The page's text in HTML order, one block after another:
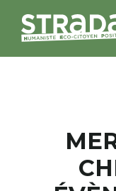
MAGAZINES
NOS THÈMES